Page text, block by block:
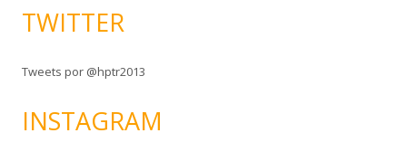
ó
o
TWITTER
Tweets por @hptr2013
INSTAGRAM